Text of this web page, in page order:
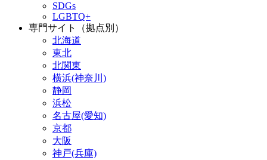
SDGs
LGBTQ+
専門サイト（拠点別）
北海道
東北
北関東
横浜(神奈川)
静岡
浜松
名古屋(愛知)
京都
大阪
神戸(兵庫)